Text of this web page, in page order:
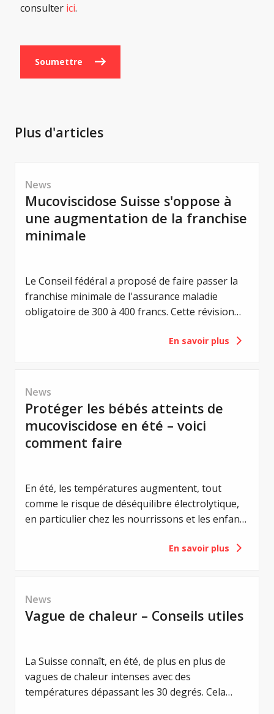
consulter ici.
Soumettre
Plus d'articles
News
Mucoviscidose Suisse s'oppose à
une augmentation de la franchise
minimale
Le Conseil fédéral a proposé de faire passer la
franchise minimale de l'assurance maladie
obligatoire de 300 à 400 francs. Cette révision
assuré-e-s et à maîtriser les coûts de la santé.
conséquence majeure : une charge financière
supplémentaire. C'est pourquoi Mucoviscidose
Suisse (MVS) s'oppose à ce projet.
En savoir plus
News
Protéger les bébés atteints de
mucoviscidose en été – voici
comment faire
En été, les températures augmentent, tout
comme le risque de déséquilibre électrolytique,
en particulier chez les nourrissons et les enfants
équilibre électrolytique est vital pour eux. Même
que la perte d'appétit, l'apathie ou les
vomissements, sont des signes avant-coureurs
d'un syndrome de perte de sel. Les
comme un signe d'alerte aigu et doivent
toujours être pris au sérieux.
En savoir plus
News
Vague de chaleur – Conseils utiles
La Suisse connaît, en été, de plus en plus de
vagues de chaleur intenses avec des
températures dépassant les 30 degrés. Cela